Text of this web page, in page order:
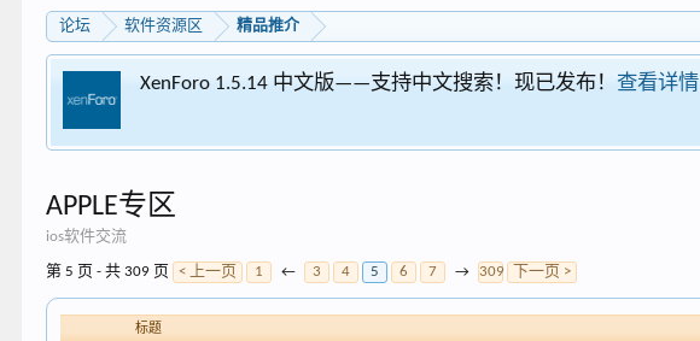
论坛 软件资源区 精品推介
XenForo 1.5.14 中文版——支持中文搜索！现已发布！查看详情
APPLE专区
ios软件交流
第 5 页 - 共 309 页 < 上一页 1 ← 3 4 5 6 7 → 309 下一页 >
标题